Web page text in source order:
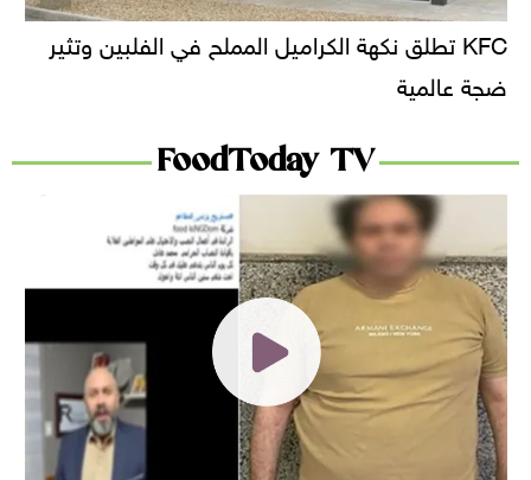
KFC تطلق نكهة الكراميل المملح في الفلبين وتثير
ضجة عالمية
FoodToday TV